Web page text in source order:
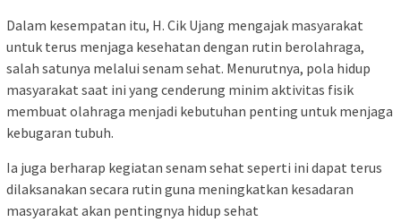
Dalam kesempatan itu, H. Cik Ujang mengajak masyarakat
untuk terus menjaga kesehatan dengan rutin berolahraga,
salah satunya melalui senam sehat. Menurutnya, pola hidup
masyarakat saat ini yang cenderung minim aktivitas fisik
membuat olahraga menjadi kebutuhan penting untuk menjaga
kebugaran tubuh.
Ia juga berharap kegiatan senam sehat seperti ini dapat terus
dilaksanakan secara rutin guna meningkatkan kesadaran
masyarakat akan pentingnya hidup sehat